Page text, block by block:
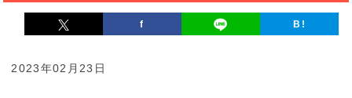
f B!
2023年02月23日